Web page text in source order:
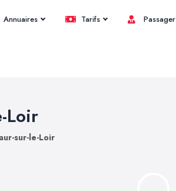
Annuaires Tarifs Passager
Loir
sur-le-Loir